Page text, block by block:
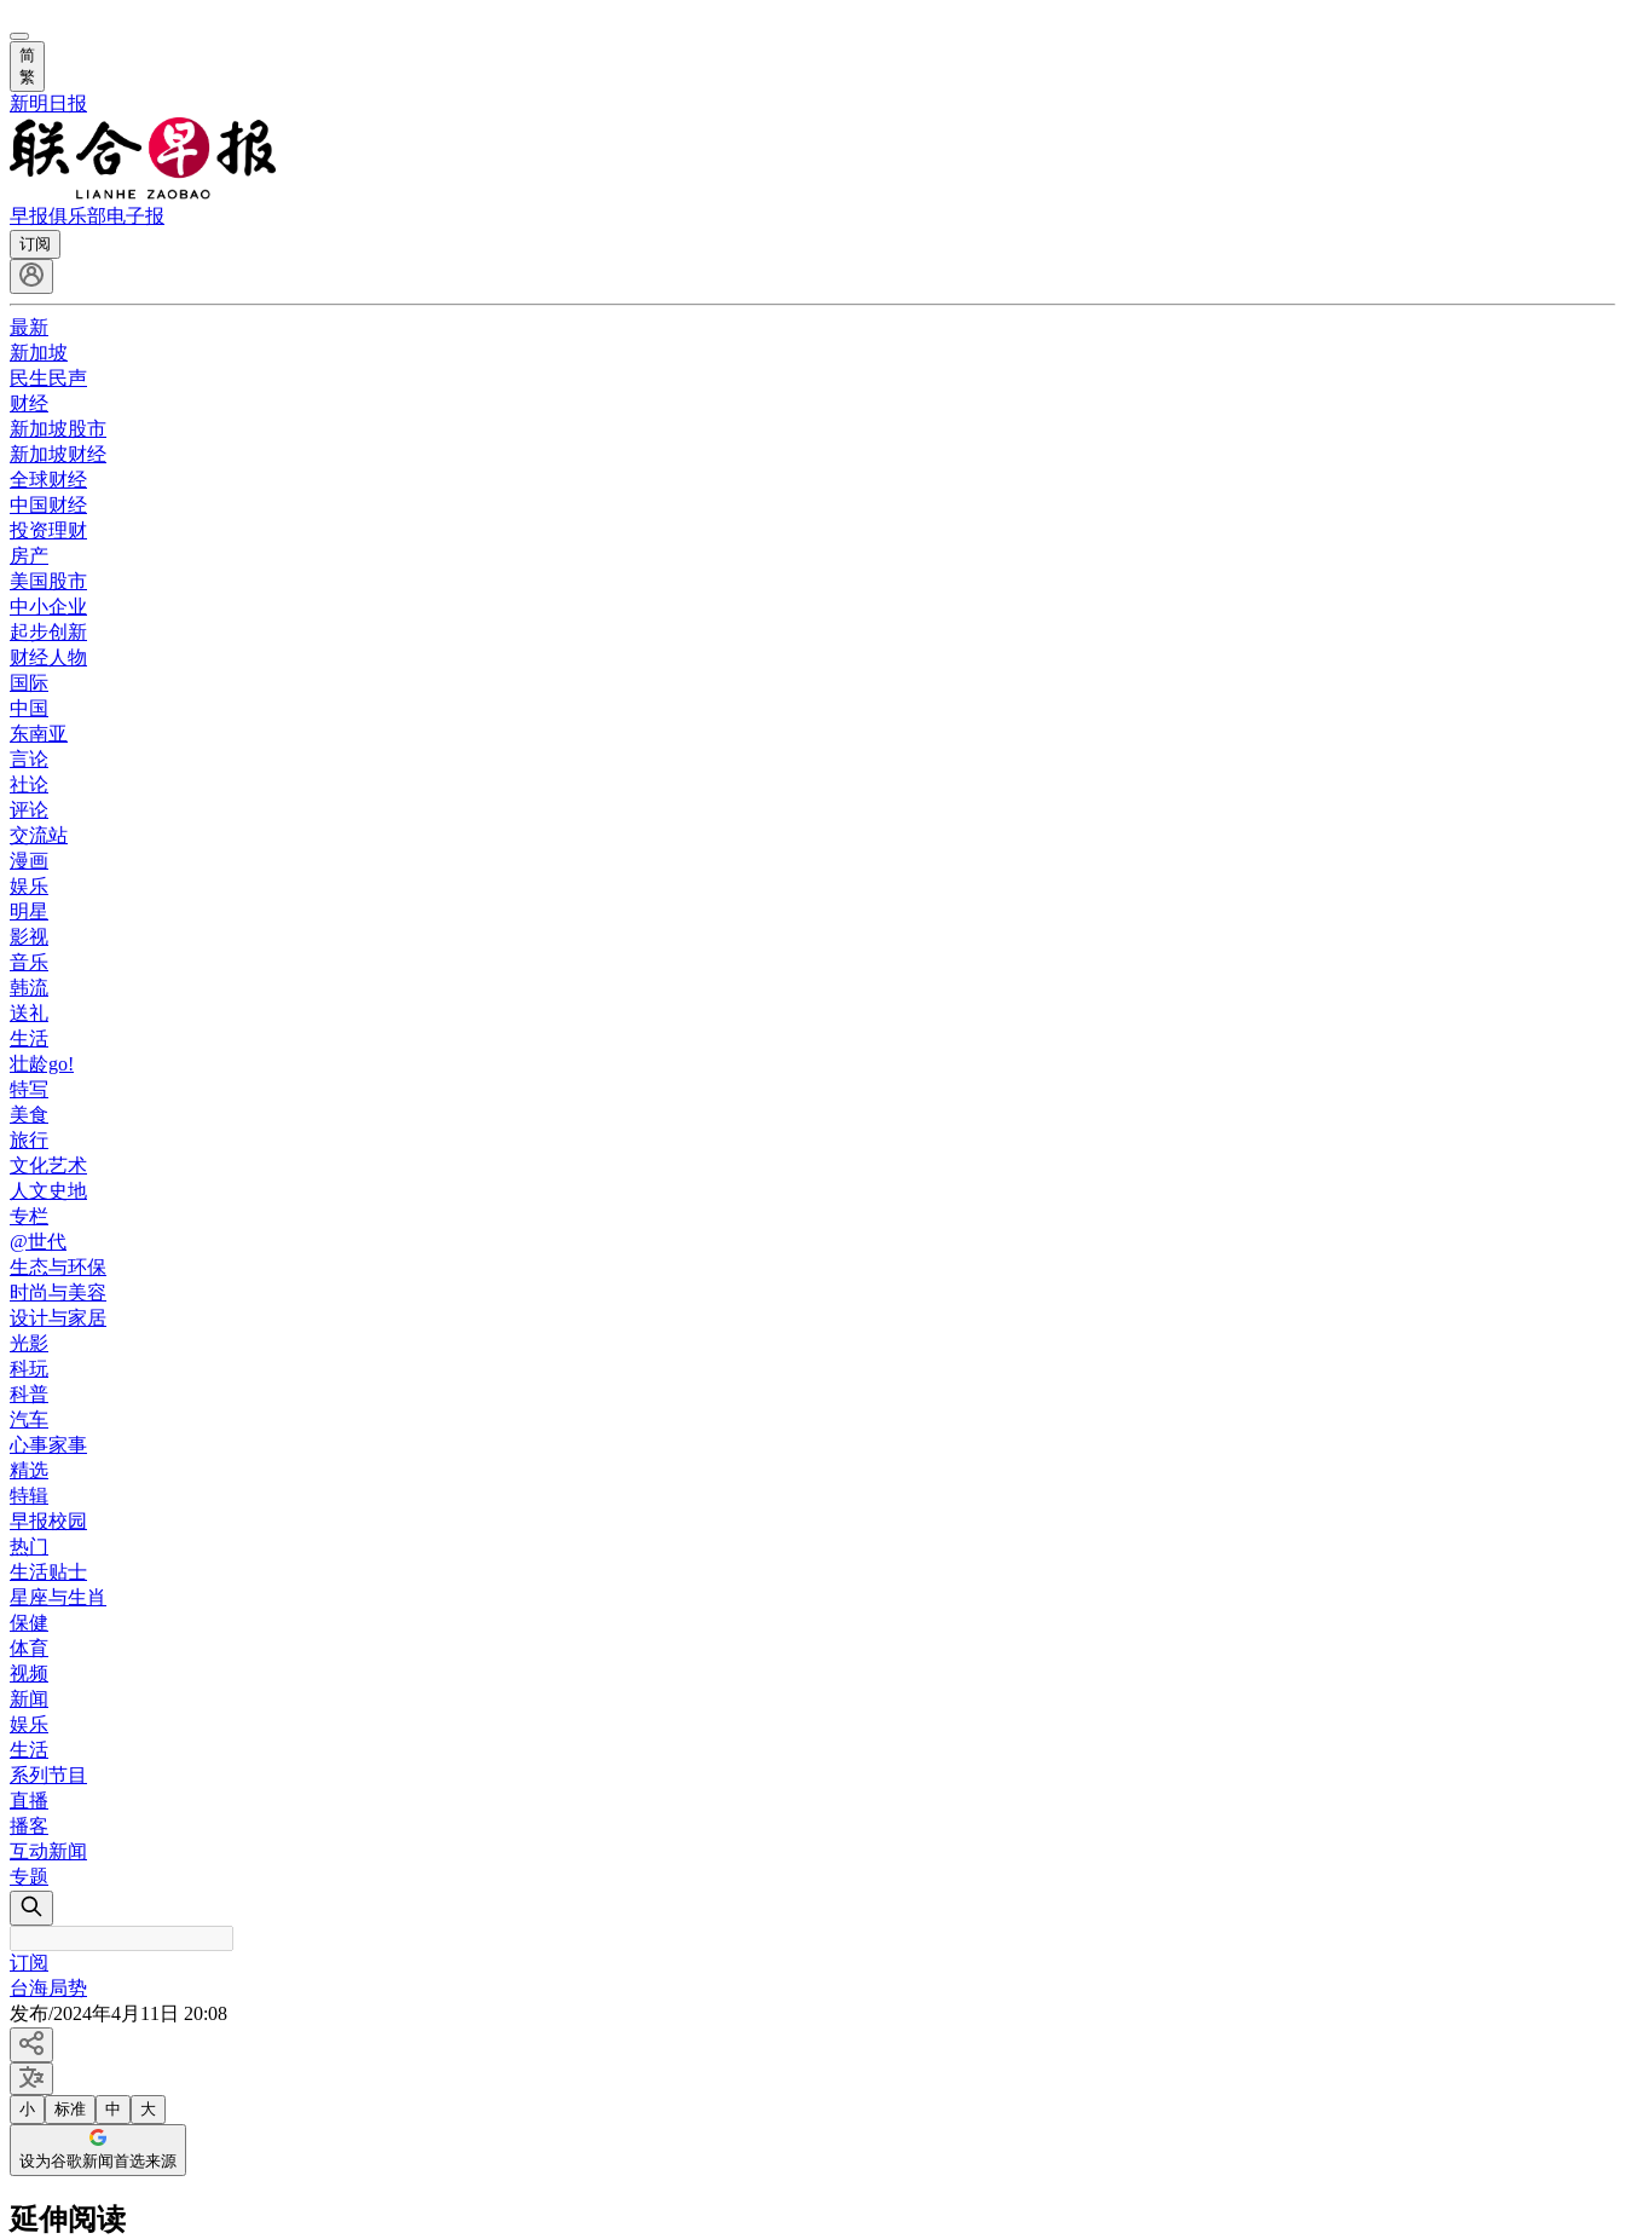
简
繁
新明日报
早报俱乐部电子报
订阅
最新
新加坡
民生民声
财经
新加坡股市
新加坡财经
全球财经
中国财经
投资理财
房产
美国股市
中小企业
起步创新
财经人物
国际
中国
东南亚
言论
社论
评论
交流站
漫画
娱乐
明星
影视
音乐
韩流
送礼
生活
壮龄go!
特写
美食
旅行
文化艺术
人文史地
专栏
@世代
生态与环保
时尚与美容
设计与家居
光影
科玩
科普
汽车
心事家事
精选
特辑
早报校园
热门
生活贴士
星座与生肖
保健
体育
视频
新闻
娱乐
生活
系列节目
直播
播客
互动新闻
专题
订阅
台海局势
发布/2024年4月11日 20:08
小 标准 中 大
设为谷歌新闻首选来源
延伸阅读